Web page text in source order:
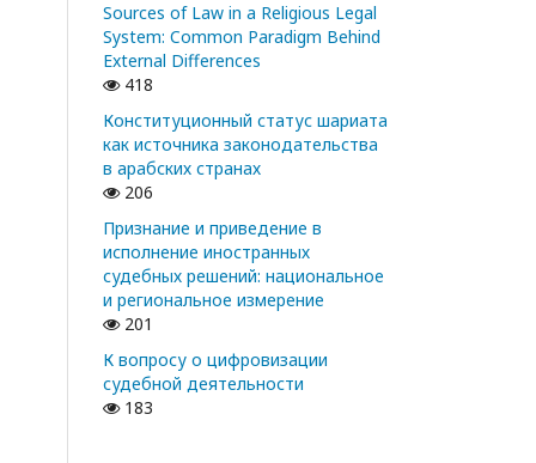
Sources of Law in a Religious Legal
System: Common Paradigm Behind
External Differences
418
Конституционный статус шариата
как источника законодательства
в арабских странах
206
Признание и приведение в
исполнение иностранных
судебных решений: национальное
и региональное измерение
201
К вопросу о цифровизации
судебной деятельности
183